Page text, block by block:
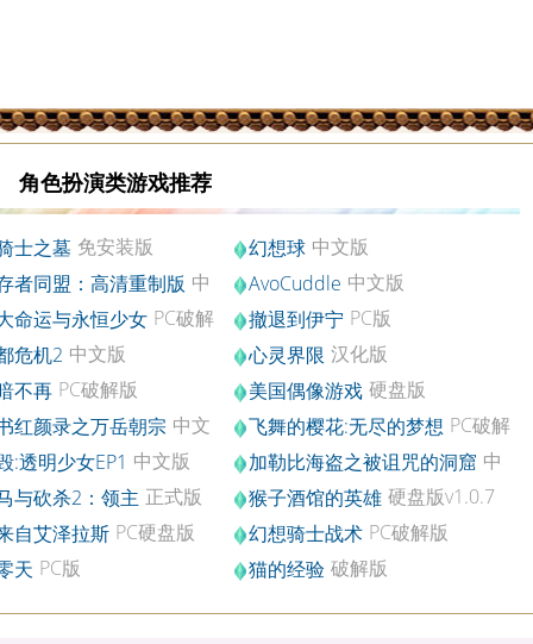
角色扮演类游戏推荐
士之墓 免安装版 幻想球 中文版
者同盟：高清重制版 中
版
AvoCuddle 中文版
命运与永恒少女 PC破解 撤退到伊宁 PC版
危机2 中文版 心灵界限 汉化版
不再 PC破解版 美国偶像游戏 硬盘版
红颜录之万岳朝宗 中文 飞舞的樱花:无尽的梦想 PC破解
版v2.0
:透明少女EP1 中文版 加勒比海盗之被诅咒的洞窟 中
文汉化版
与砍杀2：领主 正式版 猴子酒馆的英雄 硬盘版v1.0.7
自艾泽拉斯 PC硬盘版 幻想骑士战术 PC破解版
天 PC版 猫的经验 破解版